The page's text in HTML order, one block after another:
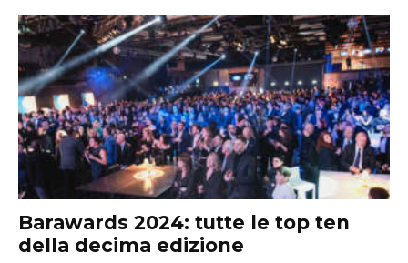
Barawards 2024: tutte le top ten
della decima edizione